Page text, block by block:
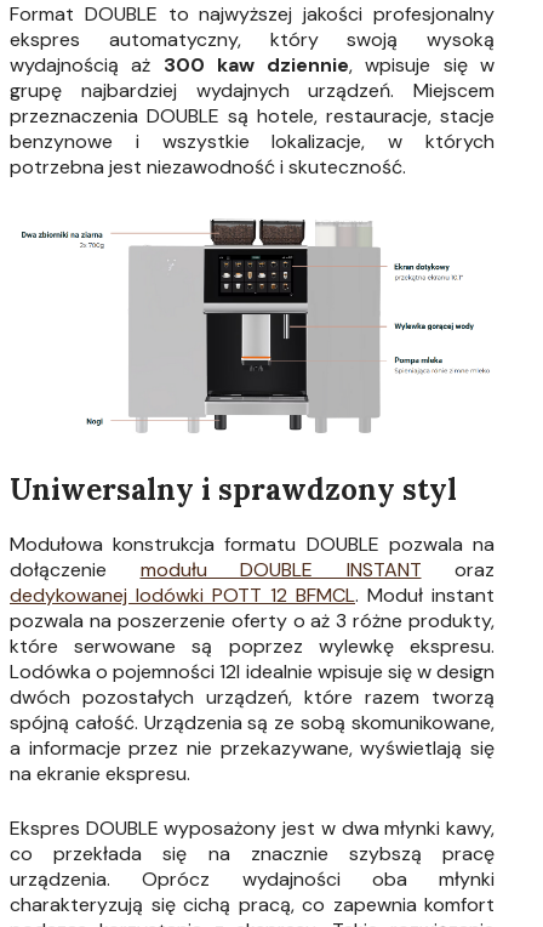
Format DOUBLE to najwyższej jakości profesjonalny
ekspres automatyczny, który swoją wysoką
wydajnością aż 300 kaw dziennie, wpisuje się w
grupę najbardziej wydajnych urządzeń. Miejscem
przeznaczenia DOUBLE są hotele, restauracje, stacje
benzynowe i wszystkie lokalizacje, w których
potrzebna jest niezawodność i skuteczność.
Uniwersalny i sprawdzony styl
Modułowa konstrukcja formatu DOUBLE pozwala na
dołączenie modułu DOUBLE INSTANT oraz
dedykowanej lodówki POTT 12 BFMCL. Moduł instant
pozwala na poszerzenie oferty o aż 3 różne produkty,
które serwowane są poprzez wylewkę ekspresu.
Lodówka o pojemności 12l idealnie wpisuje się w design
dwóch pozostałych urządzeń, które razem tworzą
spójną całość. Urządzenia są ze sobą skomunikowane,
a informacje przez nie przekazywane, wyświetlają się
na ekranie ekspresu.
Ekspres DOUBLE wyposażony jest w dwa młynki kawy,
co przekłada się na znacznie szybszą pracę
urządzenia. Oprócz wydajności oba młynki
charakteryzują się cichą pracą, co zapewnia komfort